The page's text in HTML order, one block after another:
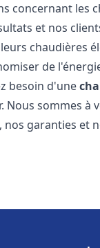
concernant les
et nos
chaudières
de
besoin d'une
Nous sommes
garanties et